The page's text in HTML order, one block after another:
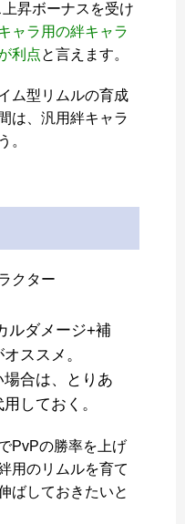
昇ボーナスを受け
ャラ用の絆キャラ
利点と言えます。
ム型リムルの育成
は、汎用絆キャラ
。
クター
ルダメージ+補
ススメ。
場合は、とりあ
しておく。
PvPの勝率を上げ
用のリムルを育て
ばしておきたいと